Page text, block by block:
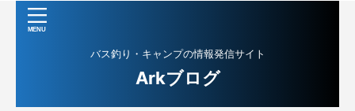
バス釣り・キャンプの情報発信サイト
Arkブログ